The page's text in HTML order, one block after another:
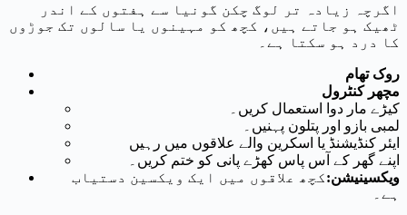
اگرچہ زیادہ تر لوگ چکن گونیا سے ہفتوں کے اندر
ٹھیک ہو جاتے ہیں، کچھ کو مہینوں یا سالوں تک جوڑوں
کا درد ہو سکتا ہے۔
روک تھام
مچھر کنٹرول
کیڑے مار دوا استعمال کریں۔
لمبی بازو اور پتلون پہنیں۔
ایئر کنڈیشنڈ یا اسکرین والے علاقوں میں رہیں
اپنے گھر کے آس پاس کھڑے پانی کو ختم کریں۔
ویکسینیشن:کچھ علاقوں میں ایک ویکسین دستیاب
ہے۔